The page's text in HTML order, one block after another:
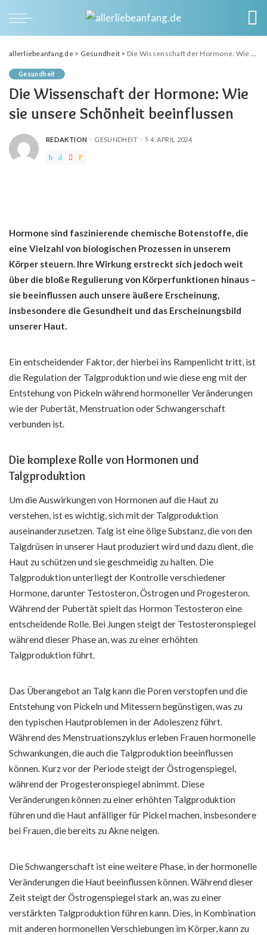
allerliebeanfang.de> Gesundheit > Die Wissenschaft der Hormone: Wie sie unsere Schönheit beeinflussen
Gesundheit
Die Wissenschaft der Hormone: Wie
sie unsere Schönheit beeinflussen
POSTED
REDAKTION GESUNDHEIT 4. APRIL 2024
Hormone sind faszinierende chemische Botenstoffe, die
eine Vielzahl von biologischen Prozessen in unserem
Körper steuern. Ihre Wirkung erstreckt sich jedoch weit
über die bloße Regulierung von Körperfunktionen hinaus –
sie beeinflussen auch unsere äußere Erscheinung,
insbesondere die Gesundheit und das Erscheinungsbild
unserer Haut.
Ein entscheidender Faktor, der hierbei ins Rampenlicht tritt, ist
die Regulation der Talgproduktion und wie diese eng mit der
Entstehung von Pickeln während hormoneller Veränderungen
wie der Pubertät, Menstruation oder Schwangerschaft
verbunden ist.
Die komplexe Rolle von Hormonen und
Talgproduktion
Um die Auswirkungen von Hormonen auf die Haut zu
verstehen, ist es wichtig, sich mit der Talgproduktion
auseinanderzusetzen. Talg ist eine ölige Substanz, die von den
Talgdrüsen in unserer Haut produziert wird und dazu dient, die
Haut zu schützen und sie geschmeidig zu halten. Die
Talgproduktion unterliegt der Kontrolle verschiedener
Hormone, darunter Testosteron, Östrogen und Progesteron.
Während der Pubertät spielt das Hormon Testosteron eine
entscheidende Rolle. Bei Jungen steigt der Testosteronspiegel
während dieser Phase an, was zu einer erhöhten
Talgproduktion führt.
Das Überangebot an Talg kann die Poren verstopfen und die
Entstehung von Pickeln und Mitessern begünstigen, was zu
den typischen Hautproblemen in der Adoleszenz führt.
Während des Menstruationszyklus erleben Frauen hormonelle
Schwankungen, die auch die Talgproduktion beeinflussen
können. Kurz vor der Periode steigt der Östrogenspiegel,
während der Progesteronspiegel abnimmt. Diese
Veränderungen können zu einer erhöhten Talgproduktion
führen und die Haut anfälliger für Pickel machen, insbesondere
bei Frauen, die bereits zu Akne neigen.
Die Schwangerschaft ist eine weitere Phase, in der hormonelle
Veränderungen die Haut beeinflussen können. Während dieser
Zeit steigt der Östrogenspiegel stark an, was zu einer
verstärkten Talgproduktion führen kann. Dies, in Kombination
mit anderen hormonellen Verschiebungen im Körper, kann zu